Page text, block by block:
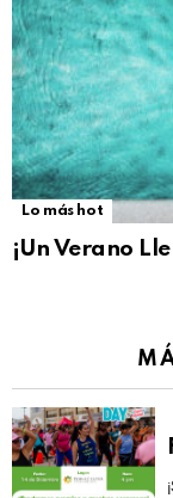
Lo más hot
¡Un Verano